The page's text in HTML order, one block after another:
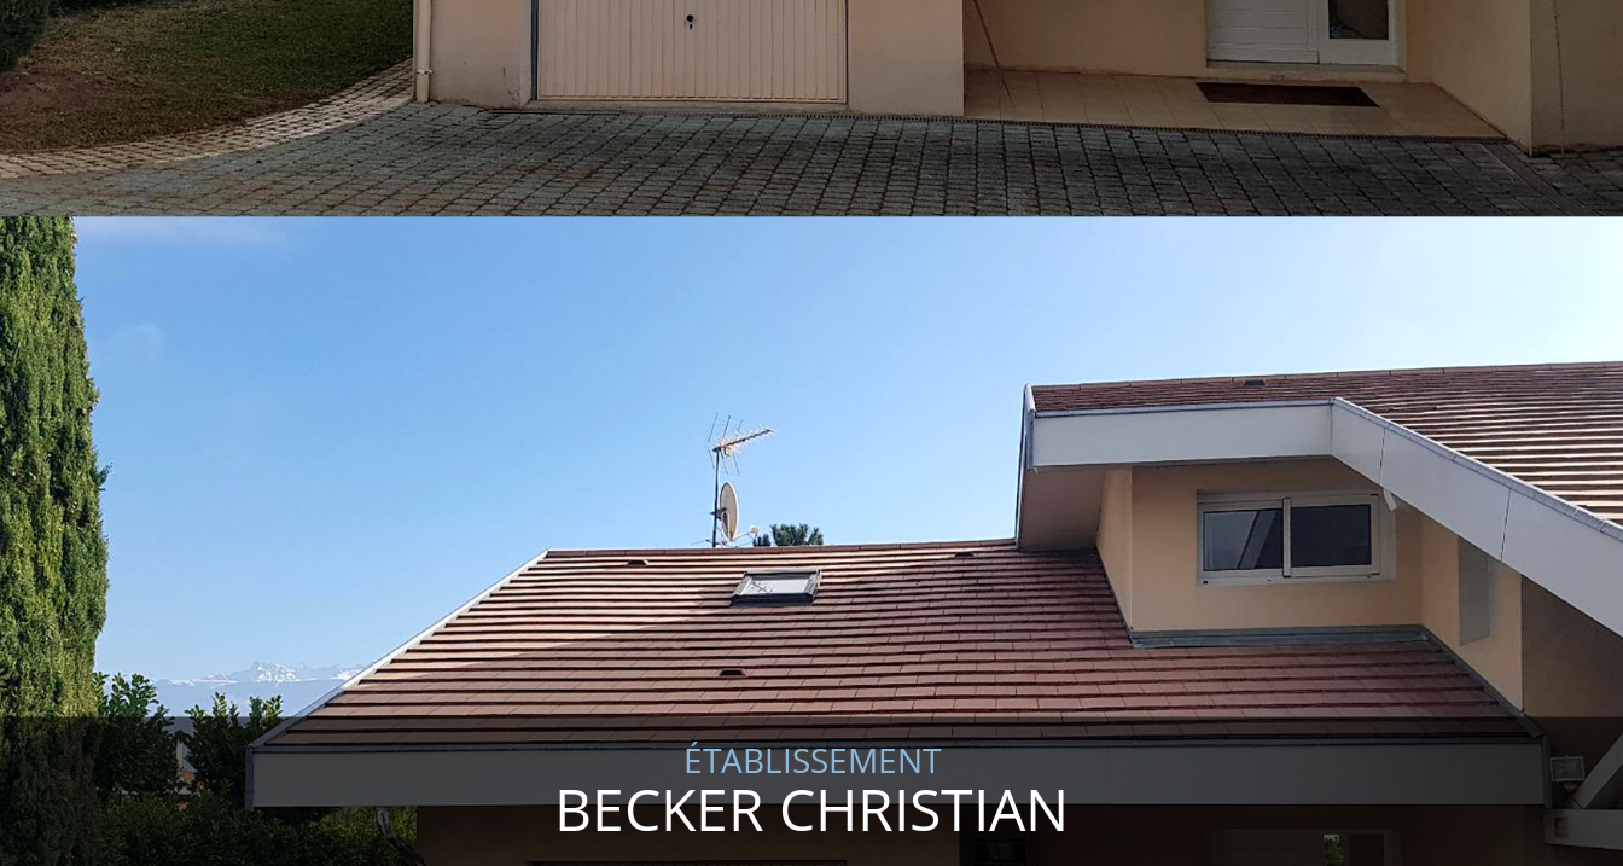
ÉTABLISSEMENT
BECKER CHRISTIAN